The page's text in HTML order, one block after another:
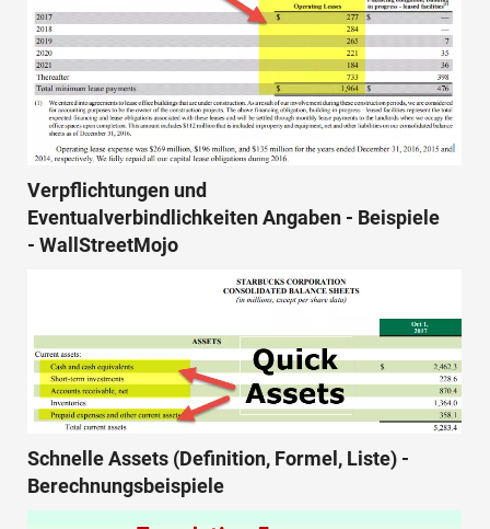
Verpflichtungen und
Eventualverbindlichkeiten Angaben - Beispiele
- WallStreetMojo
Schnelle Assets (Definition, Formel, Liste) -
Berechnungsbeispiele